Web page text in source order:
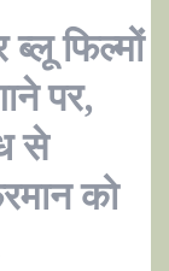
ब्लू फिल्मों
पर,
से
को